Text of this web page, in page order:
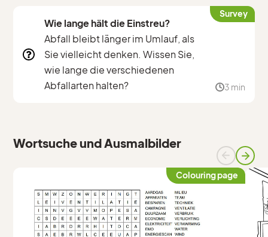
Survey
Wie lange hält die Einstreu?
Abfall bleibt länger im Umlauf, als
Sie vielleicht denken. Wissen Sie,
wie lange die verschiedenen
Abfallarten halten?
3 min
Wortsuche und Ausmalbilder
Colouring page